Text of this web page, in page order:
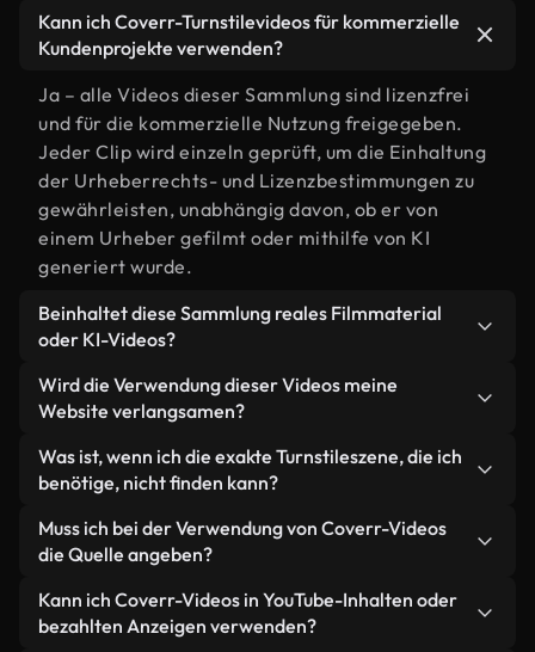
Kann ich Coverr-Turnstilevideos für kommerzielle
Kundenprojekte verwenden?
Ja – alle Videos dieser Sammlung sind lizenzfrei
und für die kommerzielle Nutzung freigegeben.
Jeder Clip wird einzeln geprüft, um die Einhaltung
der Urheberrechts- und Lizenzbestimmungen zu
gewährleisten, unabhängig davon, ob er von
einem Urheber gefilmt oder mithilfe von KI
generiert wurde.
Beinhaltet diese Sammlung reales Filmmaterial
oder KI-Videos?
Beides. Es handelt sich um eine Hybridbibliothek
aus realen, von Menschen aufgenommenen
generierten Videos. Jedes Video ist eindeutig
beschriftet, sodass Sie immer wissen, was Sie
verwenden.
Wird die Verwendung dieser Videos meine
Website verlangsamen?
Nicht, wenn Sie unsere optimierten Versionen
wählen. Wir bieten schlanke, webfähige Formate,
wurden – so bleibt die Qualität hoch, während
gleichzeitig die Ladezeiten minimiert und
Kennzahlen wie LCP verbessert werden.
Was ist, wenn ich die exakte Turnstileszene, die ich
benötige, nicht finden kann?
Mit Coverr AI Studio erstellen Sie im
Handumdrehen ein solches Video. Beschreiben Sie
Sonnenuntergang" – und das Studio generiert
innerhalb von Sekunden ein individuelles Video für
Muss ich bei der Verwendung von Coverr-Videos
die Quelle angeben?
Eine Namensnennung ist nicht erforderlich. Alle
Videos in unserer Stockbibliothek sind lizenzfrei
Kann ich Coverr-Videos in YouTube-Inhalten oder
bezahlten Anzeigen verwenden?